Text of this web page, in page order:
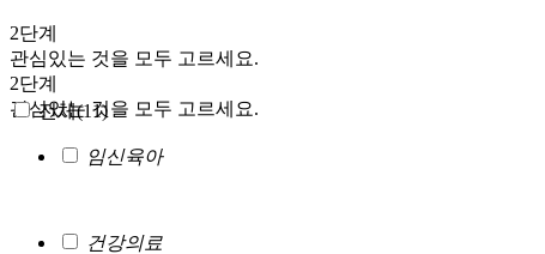
2단계
관심있는 것을 모두 고르세요.
2단계
관심있는 것을 모두 고르세요.
전체(11)
임신육아
건강의료